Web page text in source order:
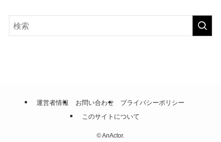
運営者情報 お問い合わせ
プライバシーポリシー
このサイトについて
©AnActor.